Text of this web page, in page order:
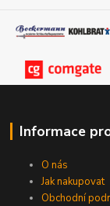
Informace
O nás
Jak nakupovat
Obchodní